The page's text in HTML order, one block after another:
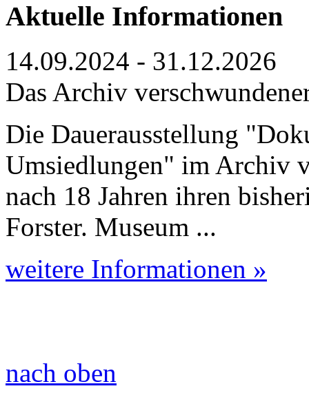
Aktuelle Informationen
14.09.2024 - 31.12.2026
Das Archiv
Die Dauerausstellung
Umsiedlungen" im Archiv
nach 18 Jahren ihren
Forster. Museum ...
weitere Informationen »
nach oben